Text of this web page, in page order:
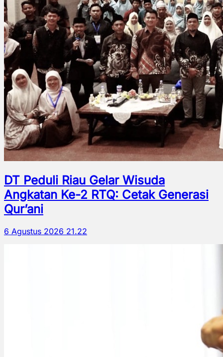
DT Peduli Riau Gelar Wisuda
Angkatan Ke-2 RTQ: Cetak Generasi
Qur’ani
6 Agustus 2026 21.22